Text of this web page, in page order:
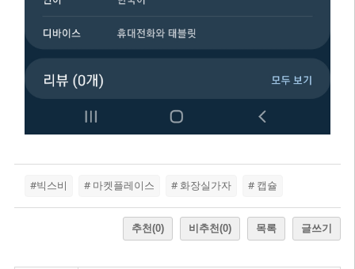
#빅스비 # 마켓플레이스 # 화장실가자 # 캡슐
추천(0) 비추천(0) 목록 글쓰기